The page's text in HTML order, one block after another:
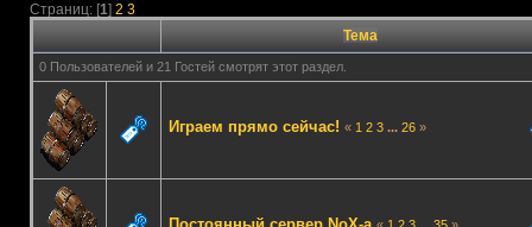
Страниц: [1] 2 3
Тема
0 Пользователей и 21 Гостей смотрят этот раздел.
Играем прямо сейчас! « 1 2 3 ... 26»